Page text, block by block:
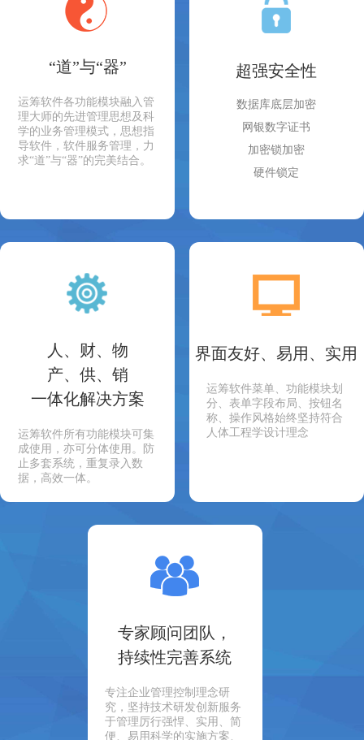
“道”与“器”
运筹软件各功能模块融入管
理大师的先进管理思想及科
学的业务管理模式，思想指
导软件，软件服务管理，力
求“道”与“器”的完美结合。
超强安全性
数据库底层加密
网银数字证书
加密锁加密
硬件锁定
人、财、物
产、供、销
一体化解决方案
运筹软件所有功能模块可集
成使用，亦可分体使用。防
止多套系统，重复录入数
据，高效一体。
界面友好、易用、实用
运筹软件菜单、功能模块划
分、表单字段布局、按钮名
称、操作风格始终坚持符合
人体工程学设计理念
专家顾问团队，
持续性完善系统
专注企业管理控制理念研
究，坚持技术研发创新服务
于管理厉行强悍、实用、简
便、易用科学的实施方案、